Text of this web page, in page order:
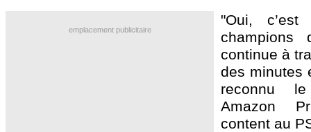
emplacement publicitaire
"Oui,
champions
continue à
des minutes
reconnu
Amazon
content au